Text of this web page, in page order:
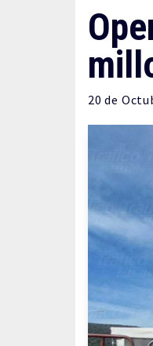
20 de